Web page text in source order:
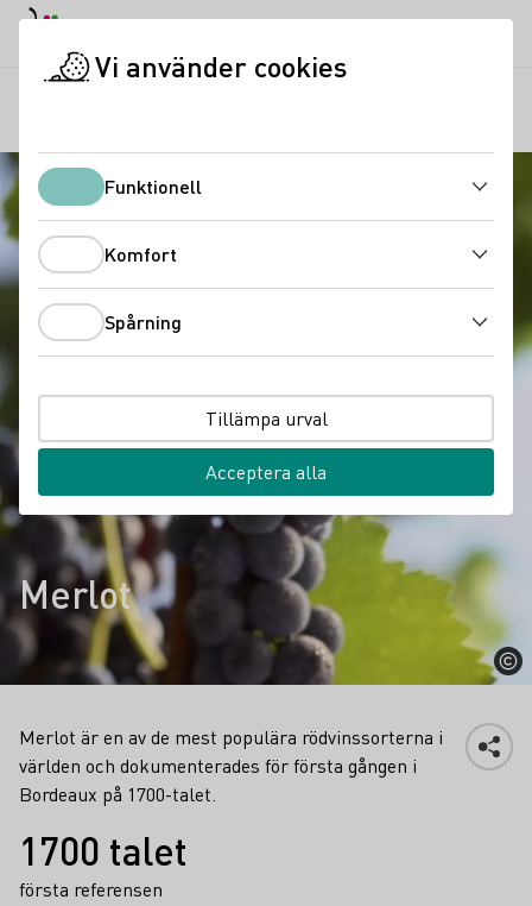
Merlot
Merlot är en av de mest populära rödvinssorterna i
världen och dokumenterades för första gången i
Bordeaux på 1700-talet.
Fakta
1700 talet
första referensen
Vi använder cookies
FunktionellFunktionell
Komfort
Spårning
Tillämpa urval
Acceptera alla